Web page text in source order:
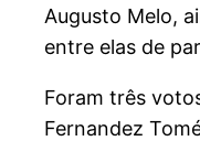
Augusto Melo,
entre elas de
Foram três
Fernandez